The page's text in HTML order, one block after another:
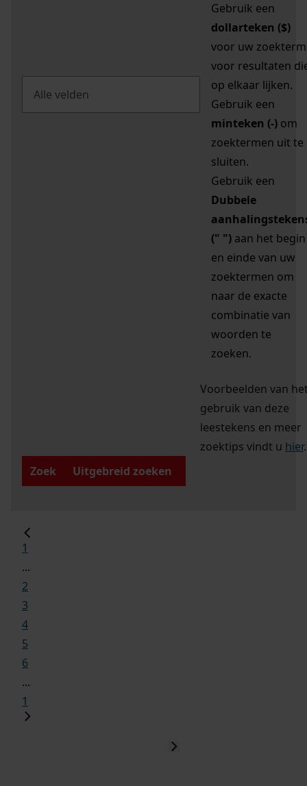
Gebruik een
dollarteken ($)
voor uw zoekterm
voor resultaten
op elkaar lijken.
Gebruik een
minteken (-) om
zoektermen uit te
sluiten.
Gebruik een
Dubbele
(" ") aan het begin
en einde van uw
zoektermen om
naar de exacte
combinatie van
woorden te
zoeken.
Voorbeelden van
gebruik van deze
leestekens en meer
zoektips vindt u hier.
Zoek
Uitgebreid zoeken
1
...
2
3
4
5
6
...
1